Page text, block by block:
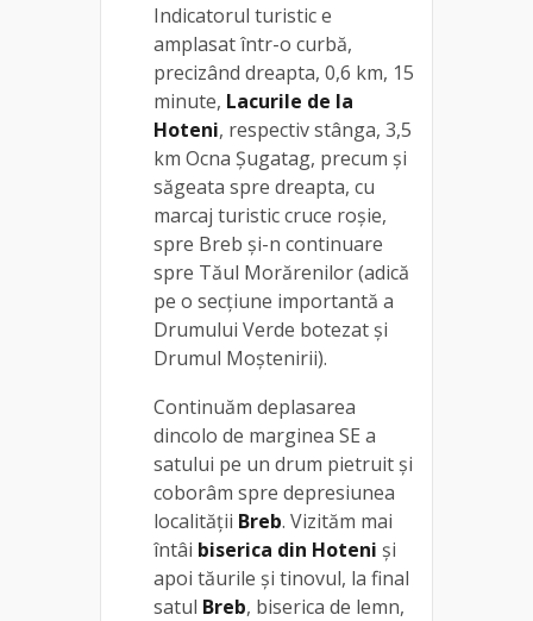
Indicatorul turistic e
amplasat într-o curbă,
precizând dreapta, 0,6 km, 15
minute, Lacurile de la
Hoteni, respectiv stânga, 3,5
km Ocna Şugatag, precum şi
săgeata spre dreapta, cu
marcaj turistic cruce roşie,
spre Breb şi-n continuare
spre Tăul Morărenilor (adică
pe o secţiune importantă a
Drumului Verde botezat şi
Drumul Moştenirii).
Continuăm deplasarea
dincolo de marginea SE a
satului pe un drum pietruit și
coborâm spre depresiunea
localității Breb. Vizităm mai
întâi biserica din Hoteni şi
apoi tăurile şi tinovul, la final
satul Breb, biserica de lemn,